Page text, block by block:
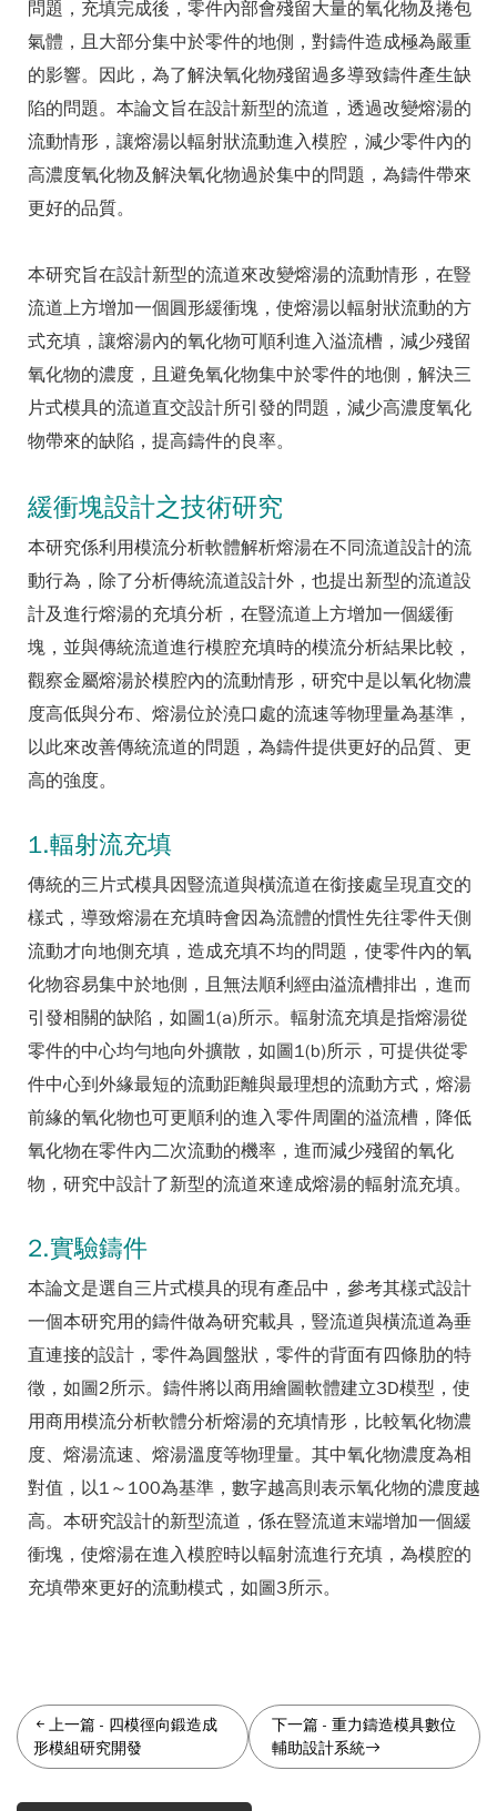
問題，充填完成後，零件內部會殘留大量的氧化物及捲包
氣體，且大部分集中於零件的地側，對鑄件造成極為嚴重
的影響。因此，為了解決氧化物殘留過多導致鑄件產生缺
陷的問題。本論文旨在設計新型的流道，透過改變熔湯的
流動情形，讓熔湯以輻射狀流動進入模腔，減少零件內的
高濃度氧化物及解決氧化物過於集中的問題，為鑄件帶來
更好的品質。
本研究旨在設計新型的流道來改變熔湯的流動情形，在豎
流道上方增加一個圓形緩衝塊，使熔湯以輻射狀流動的方
式充填，讓熔湯內的氧化物可順利進入溢流槽，減少殘留
氧化物的濃度，且避免氧化物集中於零件的地側，解決三
片式模具的流道直交設計所引發的問題，減少高濃度氧化
物帶來的缺陷，提高鑄件的良率。
緩衝塊設計之技術研究
本研究係利用模流分析軟體解析熔湯在不同流道設計的流
動行為，除了分析傳統流道設計外，也提出新型的流道設
計及進行熔湯的充填分析，在豎流道上方增加一個緩衝
塊，並與傳統流道進行模腔充填時的模流分析結果比較，
觀察金屬熔湯於模腔內的流動情形，研究中是以氧化物濃
度高低與分布、熔湯位於澆口處的流速等物理量為基準，
以此來改善傳統流道的問題，為鑄件提供更好的品質、更
高的強度。
1.輻射流充填
傳統的三片式模具因豎流道與橫流道在銜接處呈現直交的
樣式，導致熔湯在充填時會因為流體的慣性先往零件天側
流動才向地側充填，造成充填不均的問題，使零件內的氧
化物容易集中於地側，且無法順利經由溢流槽排出，進而
引發相關的缺陷，如圖1(a)所示。輻射流充填是指熔湯從
零件的中心均勻地向外擴散，如圖1(b)所示，可提供從零
件中心到外緣最短的流動距離與最理想的流動方式，熔湯
前緣的氧化物也可更順利的進入零件周圍的溢流槽，降低
氧化物在零件內二次流動的機率，進而減少殘留的氧化
物，研究中設計了新型的流道來達成熔湯的輻射流充填。
2.實驗鑄件
本論文是選自三片式模具的現有產品中，參考其樣式設計
一個本研究用的鑄件做為研究載具，豎流道與橫流道為垂
直連接的設計，零件為圓盤狀，零件的背面有四條肋的特
徵，如圖2所示。鑄件將以商用繪圖軟體建立3D模型，使
用商用模流分析軟體分析熔湯的充填情形，比較氧化物濃
度、熔湯流速、熔湯溫度等物理量。其中氧化物濃度為相
對值，以1～100為基準，數字越高則表示氧化物的濃度越
高。本研究設計的新型流道，係在豎流道末端增加一個緩
衝塊，使熔湯在進入模腔時以輻射流進行充填，為模腔的
充填帶來更好的流動模式，如圖3所示。
上一篇 - 四模徑向鍛造成
形模組研究開發
下一篇 - 重力鑄造模具數位
輔助設計系統